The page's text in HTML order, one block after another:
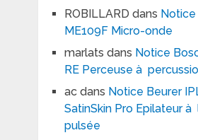
ROBILLARD dans
ME109F Micro-onde
marlats dans Notice
RE Perceuse à
acdans Notice Beurer
SatinSkin Pro Epilateur à
pulsée